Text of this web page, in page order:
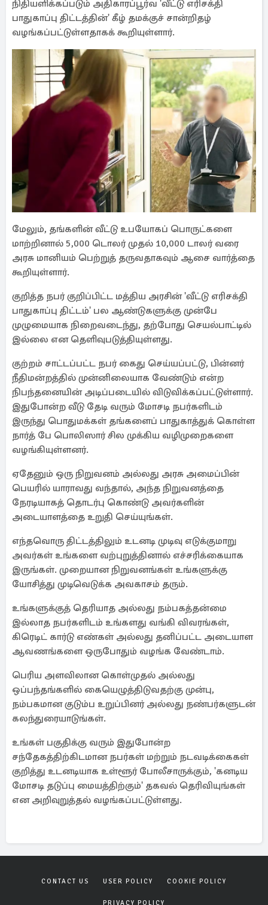
நிதியளிக்கப்படும் அதிகாரப்பூர்வ 'வீட்டு எரிசக்தி
பாதுகாப்பு திட்டத்தின்' கீழ் தமக்குச் சான்றிதழ்
வழங்கப்பட்டுள்ளதாகக் கூறியுள்ளார்.
மேலும், தங்களின் வீட்டு உபயோகப் பொருட்களை
மாற்றினால் 5,000 டொலர் முதல் 10,000 டாலர் வரை
அரசு மானியம் பெற்றுத் தருவதாகவும் ஆசை வார்த்தை
கூறியுள்ளார்.
குறித்த நபர் குறிப்பிட்ட மத்திய அரசின் 'வீட்டு எரிசக்தி
பாதுகாப்பு திட்டம்' பல ஆண்டுகளுக்கு முன்பே
முழுமையாக நிறைவடைந்து, தற்போது செயல்பாட்டில்
இல்லை என தெளிவுபடுத்தியுள்ளது.
குற்றம் சாட்டப்பட்ட நபர் கைது செய்யப்பட்டு, பின்னர்
நீதிமன்றத்தில் முன்னிலையாக வேண்டும் என்ற
நிபந்தனையின் அடிப்படையில் விடுவிக்கப்பட்டுள்ளார்.
இதுபோன்ற வீடு தேடி வரும் மோசடி நபர்களிடம்
இருந்து பொதுமக்கள் தங்களைப் பாதுகாத்துக் கொள்ள
நார்த் பே பொலிஸார் சில முக்கிய வழிமுறைகளை
வழங்கியுள்ளனர்.
ஏதேனும் ஒரு நிறுவனம் அல்லது அரசு அமைப்பின்
பெயரில் யாராவது வந்தால், அந்த நிறுவனத்தை
நேரடியாகத் தொடர்பு கொண்டு அவர்களின்
அடையாளத்தை உறுதி செய்யுங்கள்.
எந்தவொரு திட்டத்திலும் உடனடி முடிவு எடுக்குமாறு
அவர்கள் உங்களை வற்புறுத்தினால் எச்சரிக்கையாக
இருங்கள். முறையான நிறுவனங்கள் உங்களுக்கு
யோசித்து முடிவெடுக்க அவகாசம் தரும்.
உங்களுக்குத் தெரியாத அல்லது நம்பகத்தன்மை
இல்லாத நபர்களிடம் உங்களது வங்கி விவரங்கள்,
கிரெடிட் கார்டு எண்கள் அல்லது தனிப்பட்ட அடையாள
ஆவணங்களை ஒருபோதும் வழங்க வேண்டாம்.
பெரிய அளவிலான கொள்முதல் அல்லது
ஒப்பந்தங்களில் கையெழுத்திடுவதற்கு முன்பு,
நம்பகமான குடும்ப உறுப்பினர் அல்லது நண்பர்களுடன்
கலந்துரையாடுங்கள்.
உங்கள் பகுதிக்கு வரும் இதுபோன்ற
சந்தேகத்திற்கிடமான நபர்கள் மற்றும் நடவடிக்கைகள்
குறித்து உடனடியாக உள்ளூர் போலீசாருக்கும், 'கனடிய
மோசடி தடுப்பு மையத்திற்கும்' தகவல் தெரிவியுங்கள்
என அறிவுறுத்தல் வழங்கப்பட்டுள்ளது.
CONTACT US USER POLICY COOKIE POLICY
PRIVACY POLICY